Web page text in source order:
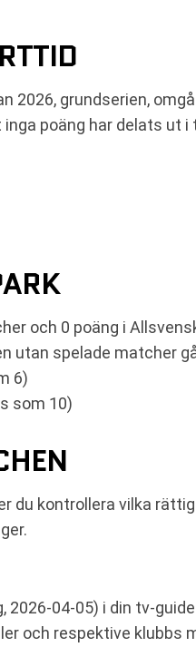
2026, grundserien,
poäng har delats ut i
och 0 poäng i
utan spelade matcher
6)
som 10)
du kontrollera vilka
2026-04-05) i din tv-
och respektive klubbs